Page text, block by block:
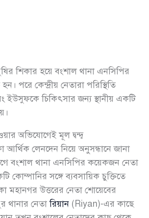
শিকার হয়ে বংশাল থানা এনসিপির
পরে কেন্দ্রীয় নেতারা পরিস্থিতি
ইউসুফকে চিকিৎসার জন্য স্থানীয় একটি
অভিযোগেই মূল দ্বন্দ্ব
আর্থিক লেনদেন নিয়ে অনুসন্ধানে জানা
বংশাল থানা এনসিপির কয়েকজন নেতা
কোম্পানির সঙ্গে ব্যবসায়িক চুক্তিতে
মহানগর উত্তরের নেতা শোয়েবের
থানার নেতারিয়ান (Riyan)-এর কাছে